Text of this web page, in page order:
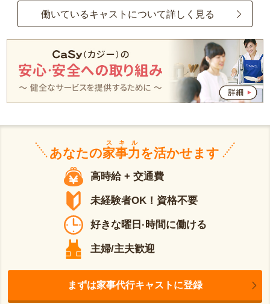
働いているキャストについて詳しく見る
あなたの家事力
スキル
を活かせます
高時給 + 交通費
未経験者OK！資格不要
好きな曜日·時間に働ける
主婦/主夫歓迎
まずは家事代行キャストに登録